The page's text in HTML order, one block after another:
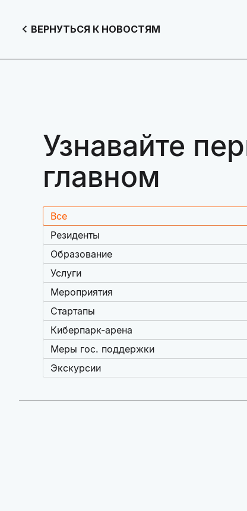
ВЕРНУТЬСЯ К НОВОСТЯМ
Узнавайте
главном
Все
Резиденты
Образование
Услуги
Мероприятия
Стартапы
Киберпарк-арена
Меры гос. поддержки
Экскурсии